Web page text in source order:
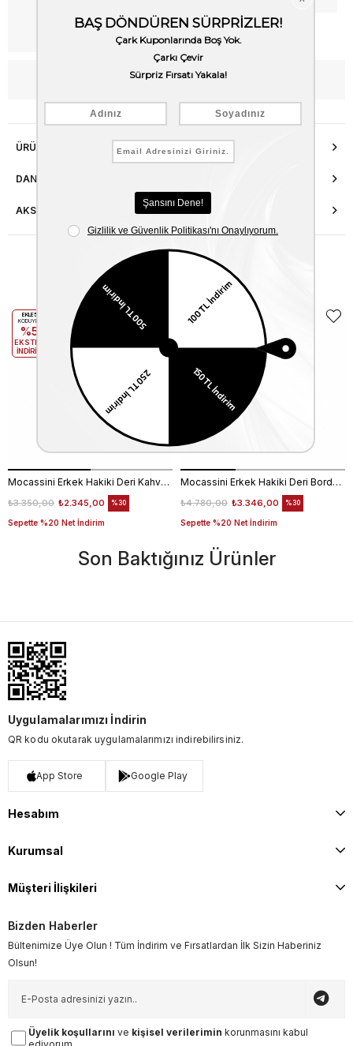
Kargo Bedava
WhatsApp’tan Bilgi Al
ÜRÜN ÖZELLIKLERI
DANIŞMA HATTI
AKSESUAR ONARIMI
Benzer Ürünler
Mocassini Erkek Hakiki Deri Kahverengi Kroko Cüzdan Cüzdan
₺2.345,00
₺3.350,00
Sepette %20 Net İndirim
%30
EKLE5
KODUYLA
%5
EKSTRA
İNDİRİM
Mocassini Erkek Hakiki Deri Bordo Kroko Cüzdan Cüzdan
₺3.346,00
₺4.780,00
Sepette %20 Net İndirim
%30
EKLE5
KODUYLA
İNDİRİM
Son Baktığınız Ürünler
Uygulamalarımızı İndirin
QR kodu okutarak uygulamalarımızı indirebilirsiniz.
App Store Google Play
Hesabım
Kurumsal
Müşteri İlişkileri
Bizden Haberler
Bültenimize Üye Olun ! Tüm İndirim ve Fırsatlardan İlk Sizin Haberiniz
Olsun!
Üyelik koşullarını ve kişisel verilerimin korunmasını kabul